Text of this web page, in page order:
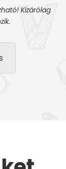
Kizárólag